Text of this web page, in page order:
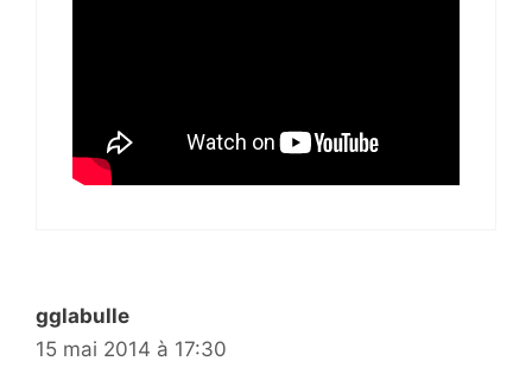
gglabulle
15 mai 2014 à 17:30